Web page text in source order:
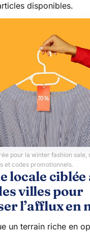
disponibles.
pour la winter fashion sale,
et codes promotionnels.
locale ciblée
villes pour
l’afflux en
un terrain riche en